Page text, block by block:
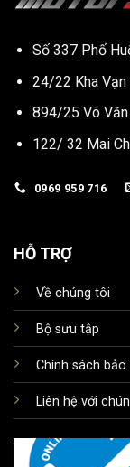
Số 337 Phố
24/22 Kha Vạn
894/25 Võ Văn
122/ 32 Mai
0969 959 716
HỖ TRỢ
Về chúng tôi
Bộ sưu tập
Chính sách
Liên hệ với